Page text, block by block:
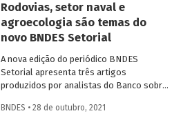
concessões de rodovias realizadas no
país.
Rodovias, setor naval e
agroecologia são temas do
novo BNDES Setorial
A nova edição do periódico BNDES
Setorial apresenta três artigos
produzidos por analistas do Banco sobre
agroecologia, importantes áreas do
BNDES • 28 de outubro, 2021